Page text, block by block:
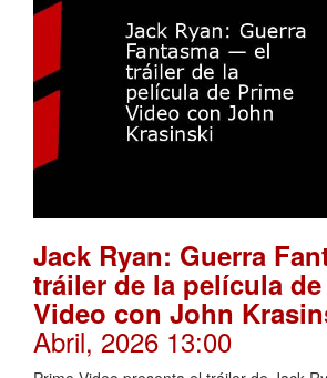
Jack Ryan: Guerra
tráiler de la película
Video con John
Abril, 2026 13:00